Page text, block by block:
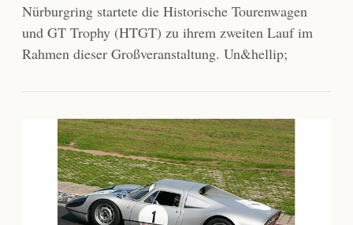
Nürburgring startete die Historische Tourenwagen
und GT Trophy (HTGT) zu ihrem zweiten Lauf im
Rahmen dieser Großveranstaltung. Un&hellip;